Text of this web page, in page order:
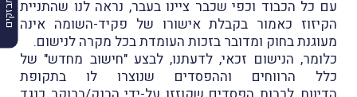
עם כל הכבוד וכפי שכבר ציינו בעבר, נראה לנו שהתניית
הקיזוז כאמור בקבלת אישורו של פקיד-השומה אינה
מעוגנת בחוק ומדובר בזכות העומדת בכל מקרה לנישום.
כלומר, הנישום זכאי, לדעתנו, לבצע "חישוב מחדש" של
כלל הרווחים וההפסדים שנוצרו לו בתקופת